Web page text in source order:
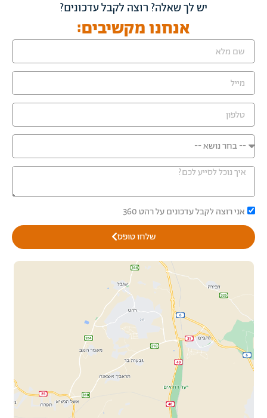
יש לך שאלה? רוצה לקבל עדכונים?
אנחנו מקשיבים:
אני רוצה לקבל עדכונים על רהט 360
שלחו טופס